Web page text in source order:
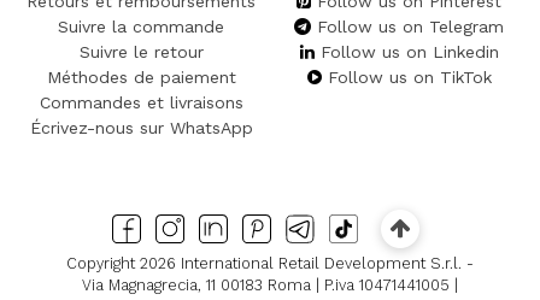
Suivre la commande
Suivre le retour
Méthodes de paiement
Commandes et livraisons
Écrivez-nous sur WhatsApp
Follow us on Telegram
Follow us on Linkedin
Follow us on TikTok
Copyright 2026 International Retail Development S.r.l. -
Via Magnagrecia, 11 00183 Roma | P.iva 10471441005 |